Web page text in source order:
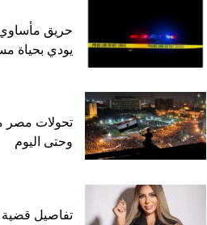
حريق
يودي بحياة
وحتى اليوم
تفاصيل قضية